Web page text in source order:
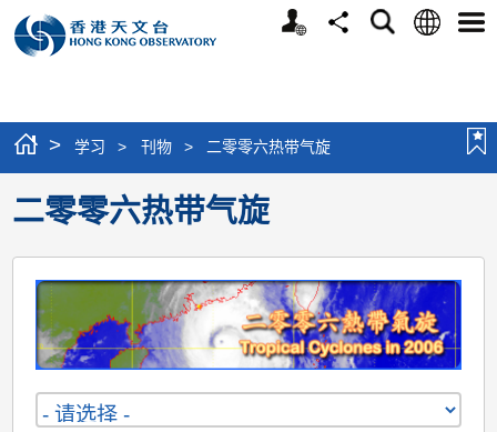
个
分
搜
语
选
> 学习 > 刊物 > 二零零六热带气旋
二零零六热带气旋